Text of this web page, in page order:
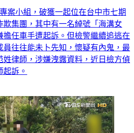
案小組，破獲一起位在台中市七期
欺集團，其中有一名綽號「海溝女
任車手遭起訴。但檢警繼續追逃在
往往能未卜先知，懷疑有內鬼，最
姓律師，涉嫌洩露資料，近日檢方偵
訴。